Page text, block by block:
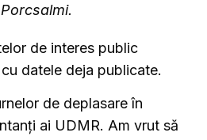
de interes public
datele deja publicate.
de deplasare în
ai UDMR. Am vrut să